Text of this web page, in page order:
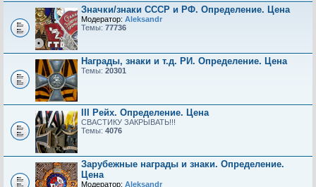
Значки/знаки СССР и РФ. Определение. Цена
Модератор: Aleksandr
Темы: 77736
Награды, знаки и т.д. РИ. Определение. Цена
Темы: 20301
III Рейх. Определение. Цена
СВАСТИКУ ЗАКРЫВАТЬ!!!
Темы: 4076
Зарубежные награды и знаки. Определение.
Цена
Модератор: Aleksandr